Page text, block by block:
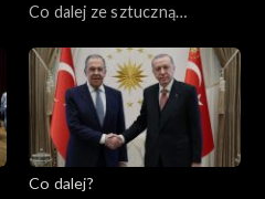
Co dalej ze sztuczną
Co dalej?